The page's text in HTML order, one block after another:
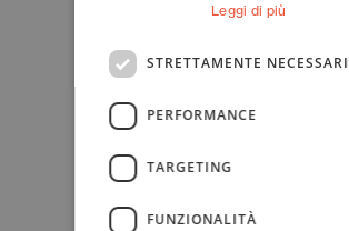
Leggi di più
STRETTAMENTE NECESSARI
PERFORMANCE
TARGETING
FUNZIONALITÀ